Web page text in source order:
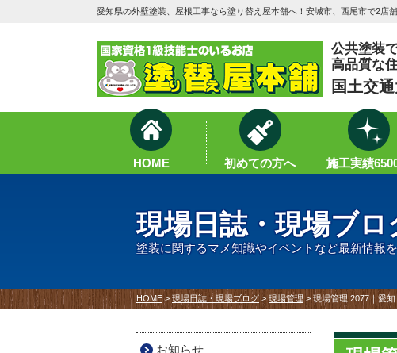
愛知県の外壁塗装、屋根工事なら塗り替え屋本舗へ！安城市、西尾市で2店舗
公共塗装
高品質な
国土交
HOME 初めての方へ 施工実績
現場日誌・現場ブロ
塗装に関するマメ知識やイベントなど最新情報
HOME> 現場日誌・現場ブログ > 現場管理 >現場管理 2077｜愛
お知らせ